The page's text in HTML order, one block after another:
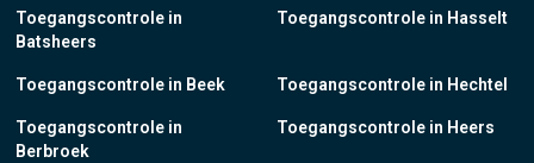
Toegangscontrole in
Batsheers
Toegangscontrole in Beek
Toegangscontrole in
Berbroek
Toegangscontrole in Hasselt
Toegangscontrole in Hechtel
Toegangscontrole in Heers